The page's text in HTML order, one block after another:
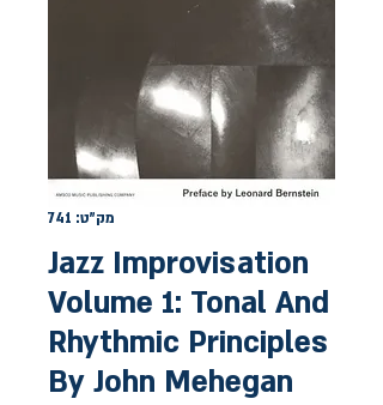
מק"ט: 741
Jazz Improvisation
Volume 1: Tonal And
Rhythmic Principles
By John Mehegan